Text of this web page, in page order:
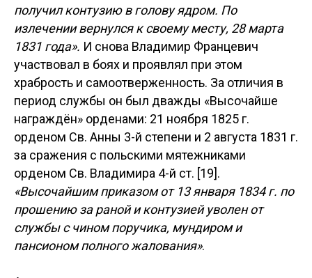
получил контузию в голову ядром. По
излечении вернулся к своему месту, 28 марта
1831 года». И снова Владимир Францевич
участвовал в боях и проявлял при этом
храбрость и самоотверженность. За отличия в
период службы он был дважды «Высочайше
награждён» орденами: 21 ноября 1825 г.
орденом Св. Анны 3-й степени и 2 августа 1831 г.
за сражения с польскими мятежниками
орденом Св. Владимира 4-й ст. [19].
«Высочайшим приказом от 13 января 1834 г. по
прошению за раной и контузией уволен от
службы с чином поручика, мундиром и
пансионом полного жалования».